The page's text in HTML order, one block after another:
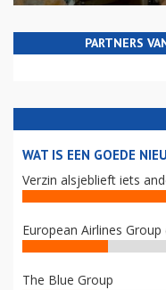
PARTNERS
WAT IS EEN GOEDE
Verzin alsjeblieft iets
European Airlines Group
The Blue Group